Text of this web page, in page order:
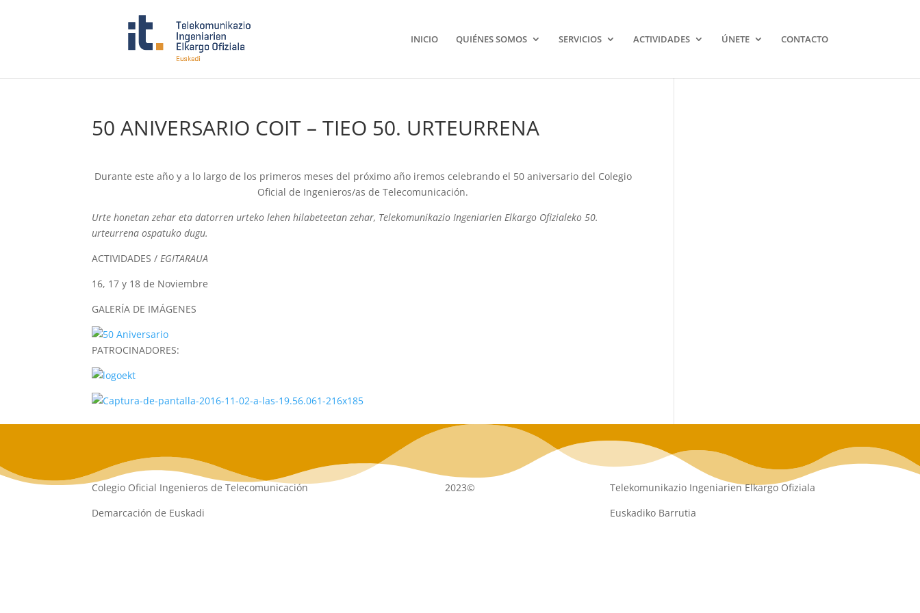
INICIO QUIÉNES SOMOS SERVICIOS ACTIVIDADES ÚNETE CONTACTO
50 ANIVERSARIO COIT – TIEO 50. URTEURRENA
Durante este año y a lo largo de los primeros meses del próximo año iremos celebrando el 50 aniversario del Colegio
Oficial de Ingenieros/as de Telecomunicación.
Urte honetan zehar eta datorren urteko lehen hilabeteetan zehar, Telekomunikazio Ingeniarien Elkargo Ofizialeko 50.
urteurrena ospatuko dugu.
ACTIVIDADES /EGITARAUA
16, 17 y 18 de Noviembre
GALERÍA DE IMÁGENES
PATROCINADORES:
Colegio Oficial Ingenieros de Telecomunicación
Demarcación de Euskadi
2023©
Telekomunikazio Ingeniarien Elkargo Ofiziala
Euskadiko Barrutia